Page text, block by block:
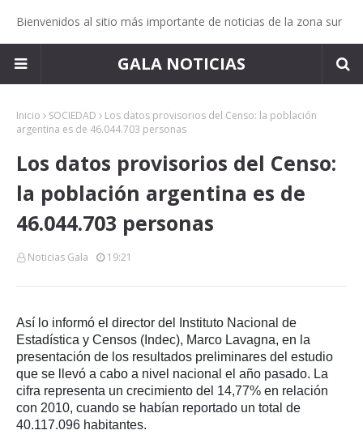
Bienvenidos al sitio más importante de noticias de la zona sur
GALA NOTICIAS
Inicio SOCIEDAD
Los datos provisorios del Censo: la población
argentina es de 46.044.703 personas
Los datos provisorios del Censo:
la población argentina es de
46.044.703 personas
Noticias Gala 19:21
Así lo informó el director del Instituto Nacional de
Estadística y Censos (Indec), Marco Lavagna, en la
presentación de los resultados preliminares del estudio
que se llevó a cabo a nivel nacional el año pasado. La
cifra representa un crecimiento del 14,77% en relación
con 2010, cuando se habían reportado un total de
40.117.096 habitantes.